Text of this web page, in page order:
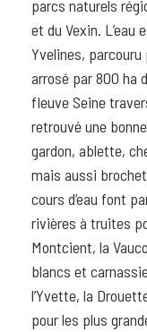
parcs naturels
et du Vexin.
Yvelines,
arrosé par 800 ha
fleuve Seine
retrouvé une
gardon, ablette,
mais aussi
cours d’eau font
rivières à truites
Montcient, la
blancs et
l’Yvette, la
pour les plus